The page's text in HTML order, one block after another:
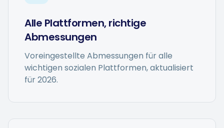
Alle Plattformen, richtige
Abmessungen
Voreingestellte Abmessungen für alle
wichtigen sozialen Plattformen, aktualisiert
für 2026.